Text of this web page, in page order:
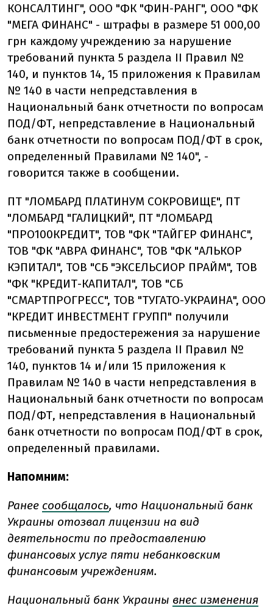
КОНСАЛТИНГ", ООО "ФК "ФИН-РАНГ", ООО "ФК
"МЕГА ФИНАНС" - штрафы в размере 51 000,00
грн каждому учреждению за нарушение
требований пункта 5 раздела II Правил №
140, и пунктов 14, 15 приложения к Правилам
№ 140 в части непредставления в
Национальный банк отчетности по вопросам
ПОД/ФТ, непредставление в Национальный
банк отчетности по вопросам ПОД/ФТ в срок,
определенный Правилами № 140", -
говорится также в сообщении.
ПТ "ЛОМБАРД ПЛАТИНУМ СОКРОВИЩЕ", ПТ
"ЛОМБАРД "ГАЛИЦКИЙ", ПТ "ЛОМБАРД
"ПРО100КРЕДИТ", ТОВ "ФК "ТАЙГЕР ФИНАНС",
ТОВ "ФК "АВРА ФИНАНС", ТОВ "ФК "АЛЬКОР
КЭПИТАЛ", ТОВ "СБ "ЭКСЕЛЬСИОР ПРАЙМ", ТОВ
"ФК "КРЕДИТ-КАПИТАЛ", ТОВ "СБ
"СМАРТПРОГРЕСС", ТОВ "ТУГАТО-УКРАИНА", ООО
"КРЕДИТ ИНВЕСТМЕНТ ГРУПП" получили
письменные предостережения за нарушение
требований пункта 5 раздела ІІ Правил №
140, пунктов 14 и/или 15 приложения к
Правилам № 140 в части непредставления в
Национальный банк отчетности по вопросам
ПОД/ФТ, непредставления в Национальный
банк отчетности по вопросам ПОД/ФТ в срок,
определенный правилами.
Напомним:
Ранее сообщалось, что Национальный банк
Украины отозвал лицензии на вид
деятельности по предоставлению
финансовых услуг пяти небанковским
финансовым учреждениям.
Национальный банк Украины внес изменения